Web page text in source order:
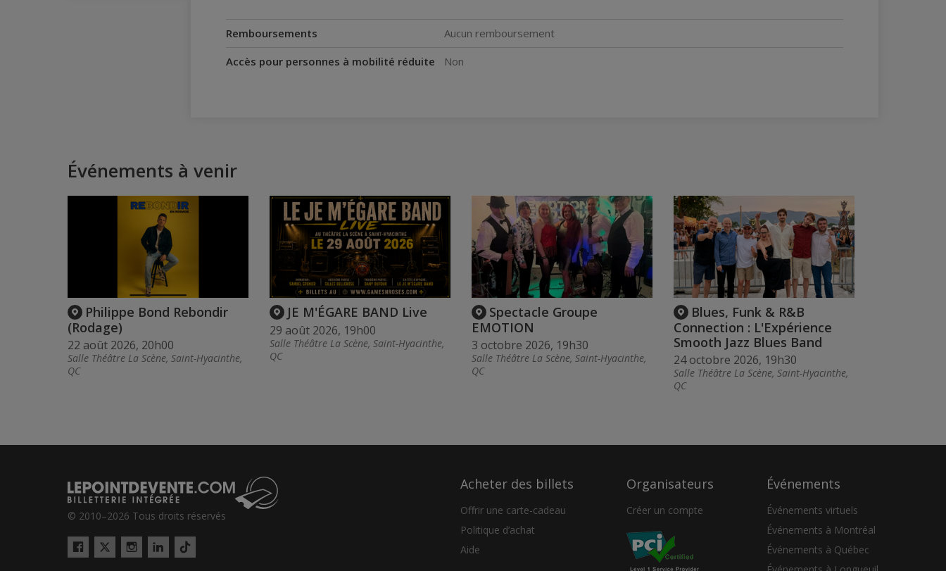
Remboursements
Aucun remboursement
Accès pour personnes à mobilité réduite
Non
Événements à venir
Philippe Bond Rebondir
(Rodage)
22 août 2026, 20h00
Salle Théâtre La Scène, Saint-Hyacinthe,
QC
JE M'ÉGARE BAND Live
29 août 2026, 19h00
Salle Théâtre La Scène, Saint-Hyacinthe,
QC
Spectacle Groupe
EMOTION
3 octobre 2026, 19h30
Salle Théâtre La Scène, Saint-Hyacinthe,
QC
Blues, Funk & R&B
Connection : L'Expérience
Smooth Jazz Blues Band
24 octobre 2026, 19h30
Salle Théâtre La Scène, Saint-Hyacinthe,
QC
© 2010–2026 Tous droits réservés
Facebook
Twitter
InstagramLinkedIn
Tiktok
Acheter des billets
Offrir une carte-cadeau
Politique d’achat
Aide
Organisateurs
Créer un compte
Événements
Événements virtuels
Événements à Montréal
Événements à Québec